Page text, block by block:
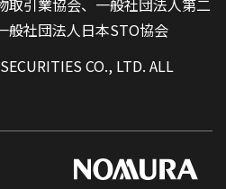
取引業協会、一般社団法人第二
般社団法人日本STO協会
CO., LTD. ALL